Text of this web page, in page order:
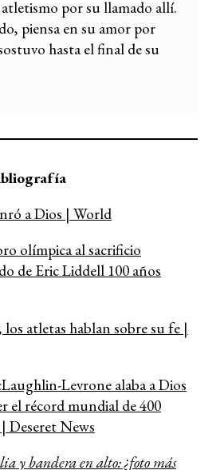
atletismo por su llamado allí.
piensa en su amor por
hasta el final de su
a Dios | World
olímpica al sacrificio
de Eric Liddell 100 años
atletas hablan sobre su fe |
Levrone alaba a Dios
el récord mundial de 400
Deseret News
y bandera en alto: ¿foto más